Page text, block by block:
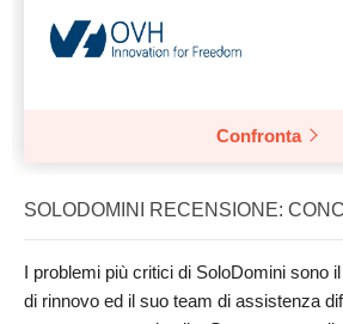
Confronta
SOLODOMINI RECENSIONE:
I problemi più critici di SoloDomini sono
di rinnovo ed il suo team di assistenza